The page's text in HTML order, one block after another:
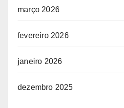
março 2026
fevereiro 2026
janeiro 2026
dezembro 2025